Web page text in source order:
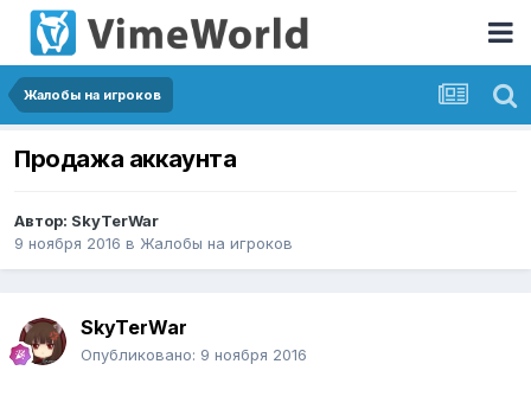
Жалобы на игроков
Продажа аккаунта
Автор: SkyTerWar
9 ноября 2016 в Жалобы на игроков
SkyTerWar
Опубликовано: 9 ноября 2016